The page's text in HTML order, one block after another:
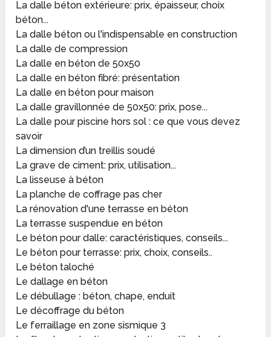
La dalle béton extérieure: prix, épaisseur, choix
béton...
La dalle béton ou l'indispensable en construction
La dalle de compression
La dalle en béton de 50x50
La dalle en béton fibré: présentation
La dalle en béton pour maison
La dalle gravillonnée de 50x50: prix, pose...
La dalle pour piscine hors sol : ce que vous devez
savoir
La dimension d’un treillis soudé
La grave de ciment: prix, utilisation...
La lisseuse à béton
La planche de coffrage pas cher
La rénovation d'une terrasse en béton
La terrasse suspendue en béton
Le béton pour dalle: caractéristiques, conseils...
Le béton pour terrasse: prix, choix, conseils..
Le béton taloché
Le dallage en béton
Le débullage : béton, chape, enduit
Le décoffrage du béton
Le ferraillage en zone sismique 3